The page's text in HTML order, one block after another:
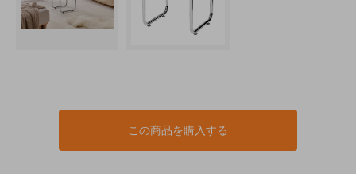
この商品を購入する